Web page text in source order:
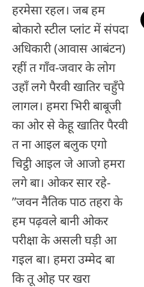
हरमेसा रहल। जब हम
बोकारो स्टील प्लांट में संपदा
अधिकारी (आवास आबंटन)
रहीं त गाँव-जवार के लोग
उहाँ लगे पैरवी खातिर चहुँपे
लागल। हमरा भिरी बाबूजी
का ओर से केहू खातिर पैरवी
त ना आइल बलुक एगो
चिट्ठी आइल जे आजो हमरा
लगे बा। ओकर सार रहे-
”जवन नैतिक पाठ तहरा के
हम पढ़वले बानी ओकर
परीक्षा के असली घड़ी आ
गइल बा। हमरा उम्मेद बा
कि तू ओह पर खरा